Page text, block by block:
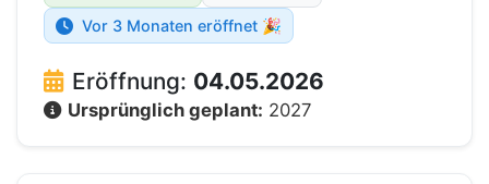
Vor 3 Monaten eröffnet 🎉
Eröffnung: 04.05.2026
Ursprünglich geplant: 2027